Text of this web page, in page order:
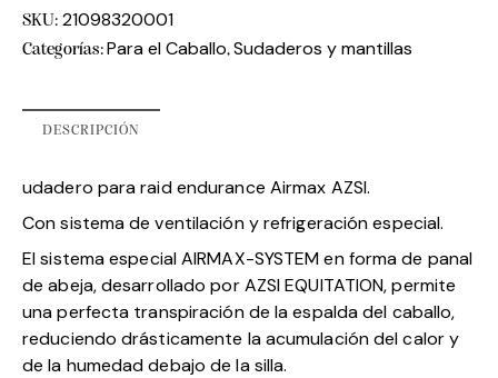
SKU: 21098320001
Categorías: Para el Caballo,Sudaderos y mantillas
DESCRIPCIÓN
udadero para raid endurance Airmax AZSI.
Con sistema de ventilación y refrigeración especial.
El sistema especial AIRMAX-SYSTEM en forma de panal
de abeja, desarrollado por AZSI EQUITATION, permite
una perfecta transpiración de la espalda del caballo,
reduciendo drásticamente la acumulación del calor y
de la humedad debajo de la silla.